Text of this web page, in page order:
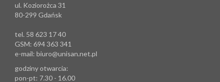
ul. Koziorożca 31
80-299 Gdańsk
tel. 58 623 17 40
GSM: 694 363 341
e-mail: biuro@unisan.net.pl
godziny otwarcia:
pon-pt: 7.30 - 16.00